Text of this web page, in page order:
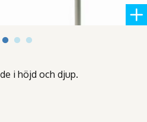
i höjd och djup.